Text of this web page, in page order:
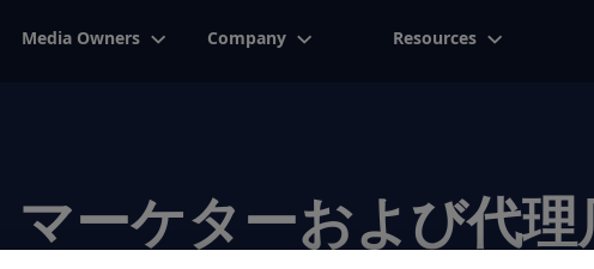
Media Owners Company Resources
マーケターおよび代理